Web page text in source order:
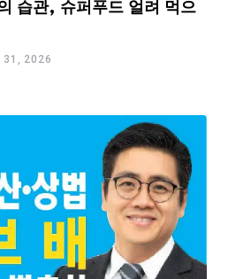
습관, 슈퍼푸드 얼려 먹으
31, 2026